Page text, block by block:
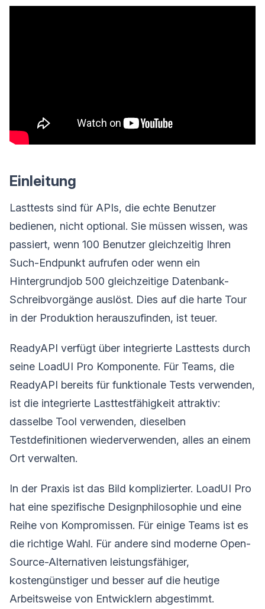
Einleitung
Lasttests sind für APIs, die echte Benutzer
bedienen, nicht optional. Sie müssen wissen, was
passiert, wenn 100 Benutzer gleichzeitig Ihren
Such-Endpunkt aufrufen oder wenn ein
Hintergrundjob 500 gleichzeitige Datenbank-
Schreibvorgänge auslöst. Dies auf die harte Tour
in der Produktion herauszufinden, ist teuer.
ReadyAPI verfügt über integrierte Lasttests durch
seine LoadUI Pro Komponente. Für Teams, die
ReadyAPI bereits für funktionale Tests verwenden,
ist die integrierte Lasttestfähigkeit attraktiv:
dasselbe Tool verwenden, dieselben
Testdefinitionen wiederverwenden, alles an einem
Ort verwalten.
In der Praxis ist das Bild komplizierter. LoadUI Pro
hat eine spezifische Designphilosophie und eine
Reihe von Kompromissen. Für einige Teams ist es
die richtige Wahl. Für andere sind moderne Open-
Source-Alternativen leistungsfähiger,
kostengünstiger und besser auf die heutige
Arbeitsweise von Entwicklern abgestimmt.